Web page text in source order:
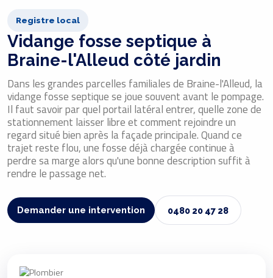
Registre local
Vidange fosse septique à
Braine-l'Alleud côté jardin
Dans les grandes parcelles familiales de Braine-l'Alleud, la
vidange fosse septique se joue souvent avant le pompage.
Il faut savoir par quel portail latéral entrer, quelle zone de
stationnement laisser libre et comment rejoindre un
regard situé bien après la façade principale. Quand ce
trajet reste flou, une fosse déjà chargée continue à
perdre sa marge alors qu'une bonne description suffit à
rendre le passage net.
Demander une intervention 0480 20 47 28